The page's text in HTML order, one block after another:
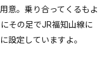
意。乗り合ってくるもよ
その足でJR福知山線に
設定していますよ。